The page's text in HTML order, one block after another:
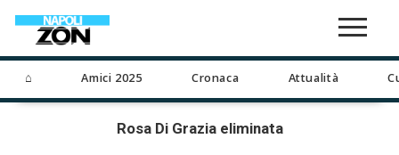
⌂ Amici 2025 Cronaca Attualità
Rosa Di Grazia eliminata